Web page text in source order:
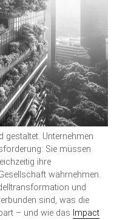
Unternehmen
Sie müssen
ihre
wahrnehmen.
und
sind, was die
– und wie das Impact